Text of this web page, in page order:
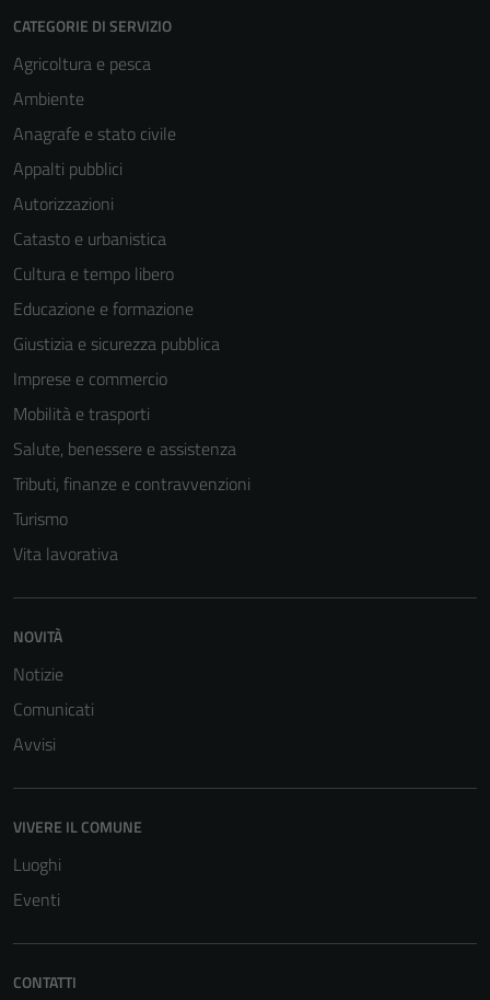
CATEGORIE DI SERVIZIO
Agricoltura e pesca
Ambiente
Anagrafe e stato civile
Appalti pubblici
Autorizzazioni
Catasto e urbanistica
Cultura e tempo libero
Educazione e formazione
Giustizia e sicurezza pubblica
Imprese e commercio
Mobilità e trasporti
Salute, benessere e assistenza
Tributi, finanze e contravvenzioni
Turismo
Vita lavorativa
NOVITÀ
Notizie
Comunicati
Avvisi
VIVERE IL COMUNE
Luoghi
Eventi
CONTATTI
possono
una serie di